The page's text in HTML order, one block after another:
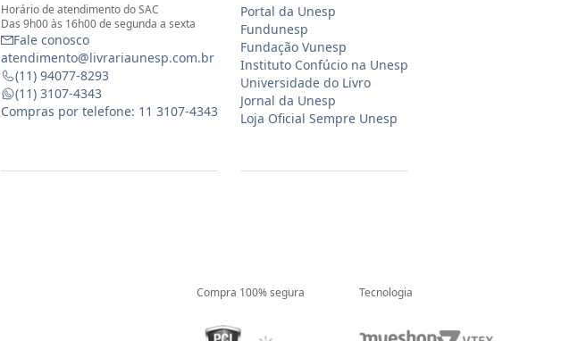
Horário de atendimento do SAC
Das 9h00 às 16h00 de segunda a sexta
Fale conosco
atendimento@livrariaunesp.com.br
(11) 94077-8293
(11) 3107-4343
Compras por telefone: 11 3107-4343
Portal da Unesp
Fundunesp
Fundação Vunesp
Instituto Confúcio na Unesp
Universidade do Livro
Jornal da Unesp
Loja Oficial Sempre Unesp
Compra 100% segura Tecnologia